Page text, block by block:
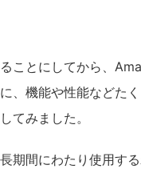
ことにしてから、
、機能や性能などた
てみました。
期間にわたり使用す